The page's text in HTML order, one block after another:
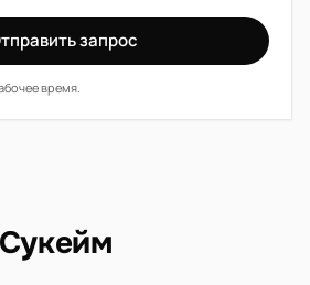
запрос
время.